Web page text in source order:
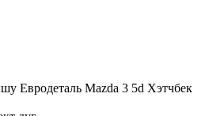
Евродеталь Mazda 3 5d Хэтчбек